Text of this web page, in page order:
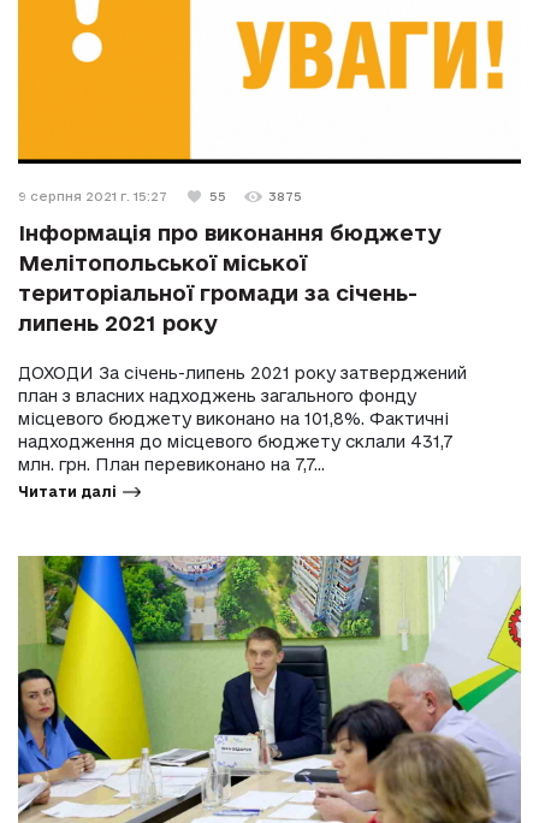
9 серпня 2021 г. 15:27 55 3875
Інформація про виконання бюджету
Мелітопольської міської
територіальної громади за січень-
липень 2021 року
ДОХОДИ За січень-липень 2021 року затверджений
план з власних надходжень загального фонду
місцевого бюджету виконано на 101,8%. Фактичні
надходження до місцевого бюджету склали 431,7
млн. грн. План перевиконано на 7,7...
Читати далі